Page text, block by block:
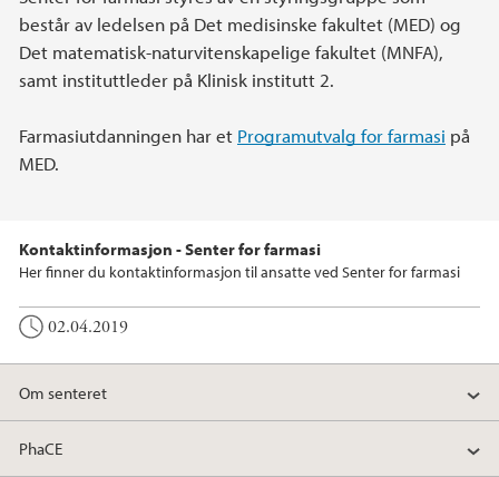
består av ledelsen på Det medisinske fakultet (MED) og
Det matematisk-naturvitenskapelige fakultet (MNFA),
samt instituttleder på Klinisk institutt 2.
Farmasiutdanningen har et Programutvalg for farmasi på
MED.
Kontaktinformasjon - Senter for farmasi
Her finner du kontaktinformasjon til ansatte ved Senter for farmasi
02.04.2019
Om senteret
PhaCE